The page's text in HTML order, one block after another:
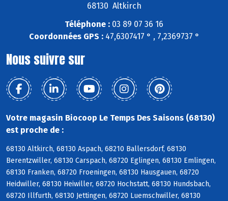
68130 Altkirch
Téléphone : 03 89 07 36 16
Coordonnées GPS :47,6307417 ° , 7,2369737 °
Nous suivre sur
Votre magasin Biocoop Le Temps Des Saisons (68130)
est proche de :
68130 Altkirch, 68130 Aspach, 68210 Ballersdorf, 68130
Berentzwiller, 68130 Carspach, 68720 Eglingen, 68130 Emlingen,
68130 Franken, 68720 Froeningen, 68130 Hausgauen, 68720
Heidwiller, 68130 Heiwiller, 68720 Hochstatt, 68130 Hundsbach,
68720 Illfurth, 68130 Jettingen, 68720 Luemschwiller, 68130